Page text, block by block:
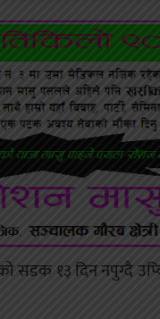
सडक १३ दिन नपुग्दै